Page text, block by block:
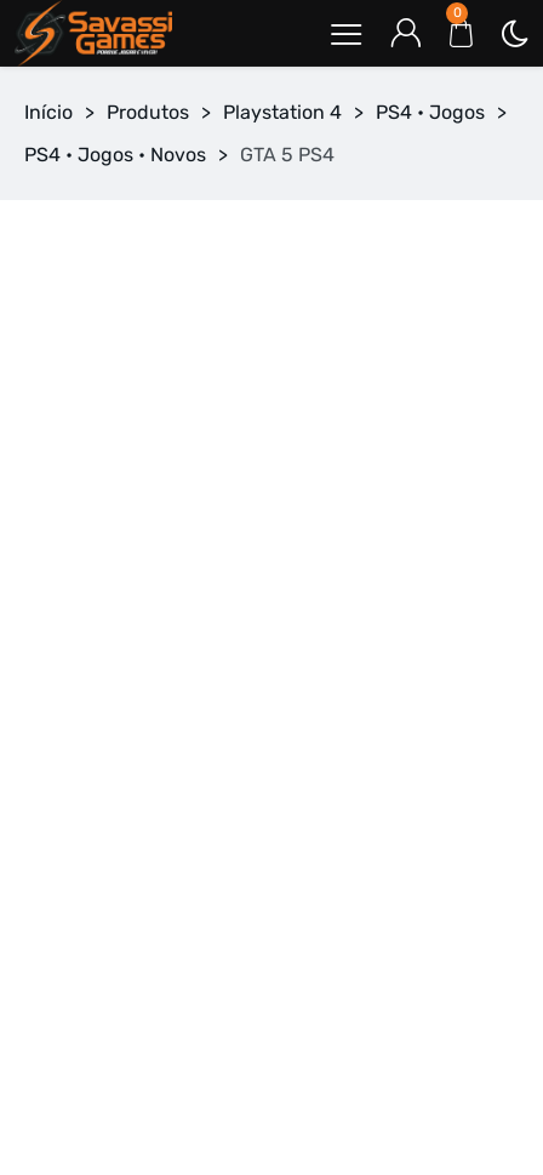
0
Início > Produtos > Playstation 4 > PS4 • Jogos >
PS4 • Jogos • Novos > GTA 5 PS4